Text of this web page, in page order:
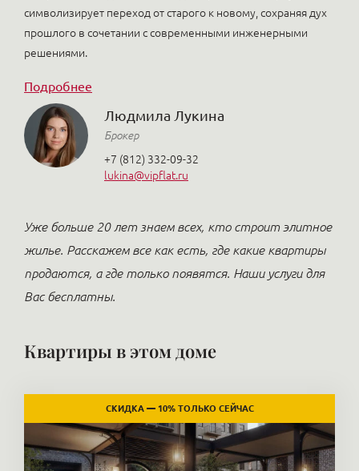
символизирует переход от старого к новому, сохраняя дух
прошлого в сочетании с современными инженерными
решениями.
Подробнее
Людмила Лукина
Брокер
+7 (812) 332-09-32
lukina@vipflat.ru
Уже больше 20 лет знаем всех, кто строит элитное
жилье. Расскажем все как есть, где какие квартиры
продаются, а где только появятся. Наши услуги для
Вас бесплатны.
Квартиры в этом доме
СКИДКА — 10% ТОЛЬКО СЕЙЧАС